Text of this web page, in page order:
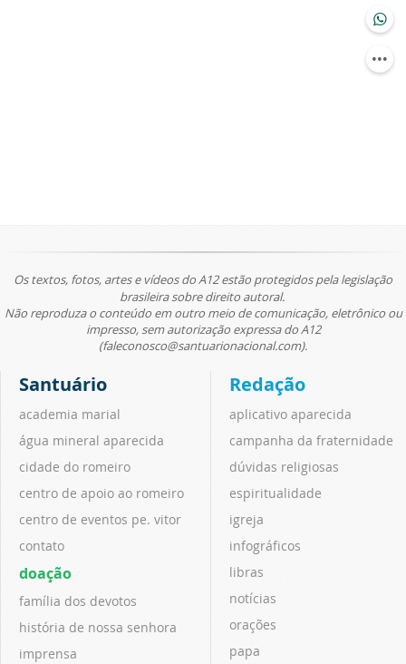
Os textos, fotos, artes e vídeos do A12 estão protegidos pela legislação
brasileira sobre direito autoral.
Não reproduza o conteúdo em outro meio de comunicação, eletrônico ou
impresso, sem autorização expressa do A12
(faleconosco@santuarionacional.com).
Santuário
academia marial
água mineral aparecida
cidade do romeiro
centro de apoio ao romeiro
centro de eventos pe. vitor
contato
doação
família dos devotos
história de nossa senhora
imprensa
Redação
aplicativo aparecida
campanha da fraternidade
dúvidas religiosas
espiritualidade
igreja
infográficos
libras
notícias
orações
papa